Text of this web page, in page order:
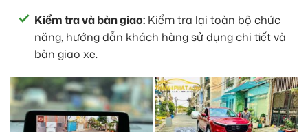
Kiểm tra và bàn giao: Kiểm tra lại toàn bộ chức
năng, hướng dẫn khách hàng sử dụng chi tiết và
bàn giao xe.